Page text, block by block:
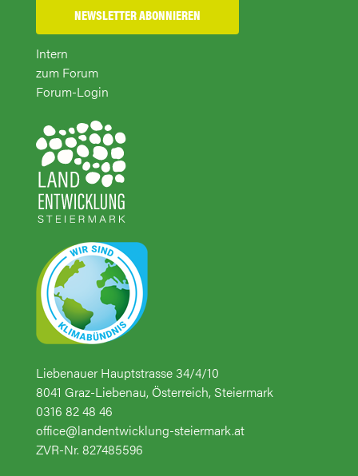
NEWSLETTER ABONNIEREN
Intern
zum Forum
Forum-Login
Liebenauer Hauptstrasse 34/4/10
8041 Graz-Liebenau, Österreich, Steiermark
0316 82 48 46
office@landentwicklung-steiermark.at
ZVR-Nr. 827485596